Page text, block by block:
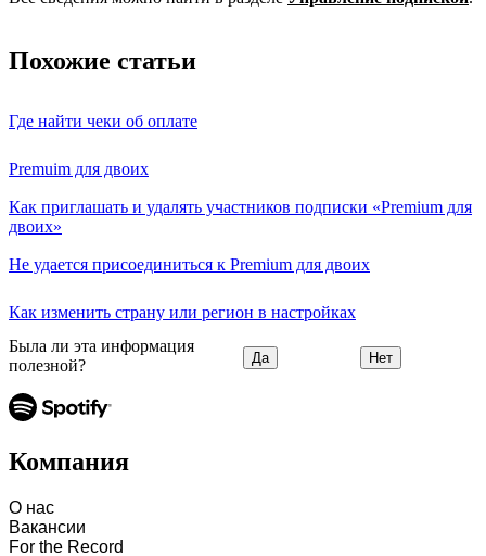
Похожие статьи
Где найти чеки об оплате
Premuim для двоих
Как приглашать и удалять участников подписки «Premium для
двоих»
Не удается присоединиться к Premium для двоих
Как изменить страну или регион в настройках
Была ли эта информация
полезной?
Да Нет
Компания
О нас
Вакансии
For the Record